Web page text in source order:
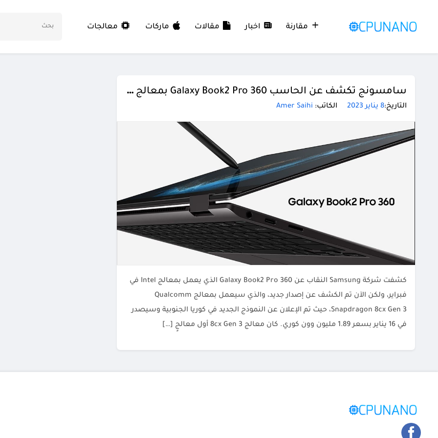
مقارنة اخبار مقالات ماركات
سامسونج تكشف عن الحاسب Galaxy Book2 Pro 360 بمعالج Snapdragon 8cx Gen 3
التاريخ:8 يناير 2023 الكاتب: Amer Saihi
كشفت شركة Samsung النقاب عن Galaxy Book2 Pro 360 الذي يعمل بمعالج Intel في
فبراير، ولكن الآن تم الكشف عن إصدار جديد، والذي سيعمل بمعالج Qualcomm
Snapdragon 8cx Gen 3، حيث تم الإعلان عن النموذج الجديد في كوريا الجنوبية وسيصدر
في 16 يناير بسعر 1.89 مليون وون كوري. كان معالج 8cx Gen 3 أول معالجٍ […]